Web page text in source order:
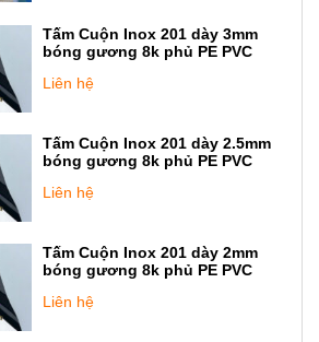
Tấm Cuộn Inox 201 dày 3mm
bóng gương 8k phủ PE PVC
Liên hệ
Tấm Cuộn Inox 201 dày 2.5mm
bóng gương 8k phủ PE PVC
Liên hệ
Tấm Cuộn Inox 201 dày 2mm
bóng gương 8k phủ PE PVC
Liên hệ